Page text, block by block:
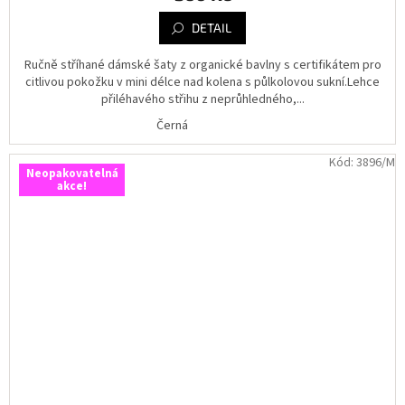
DETAIL
Ručně stříhané dámské šaty z organické bavlny s certifikátem pro
citlivou pokožku v mini délce nad kolena s půlkolovou sukní.Lehce
přiléhavého střihu z neprůhledného,...
Černá
Neopakovatelná
akce!
Kód: 3896/M